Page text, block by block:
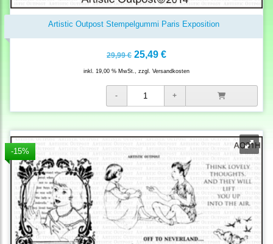
Artistic Outpost Stempelgummi Paris Exposition
29,99 € 25,49 €
inkl. 19,00 % MwSt., zzgl. Versandkosten
-15%